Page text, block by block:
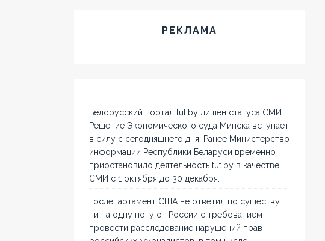
РЕКЛАМА
Белорусский портал tut.by лишен статуса СМИ.
Решение Экономического суда Минска вступает
в силу с сегодняшнего дня. Ранее Министерство
информации Республики Беларуси временно
приостановило деятельность tut.by в качестве
СМИ с 1 октября до 30 декабря.
Госдепартамент США не ответил по существу
ни на одну ноту от России с требованием
провести расследование нарушений прав